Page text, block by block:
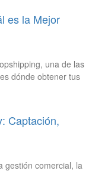
es la Mejor
una de las
dónde obtener tus
Captación,
gestión comercial, la